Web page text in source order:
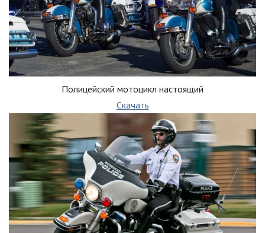
Полицейский мотоцикл настоящий
Скачать